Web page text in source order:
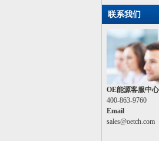
联系我们
OE能源客服中心
400-863-9760
Email
sales@oetch.com